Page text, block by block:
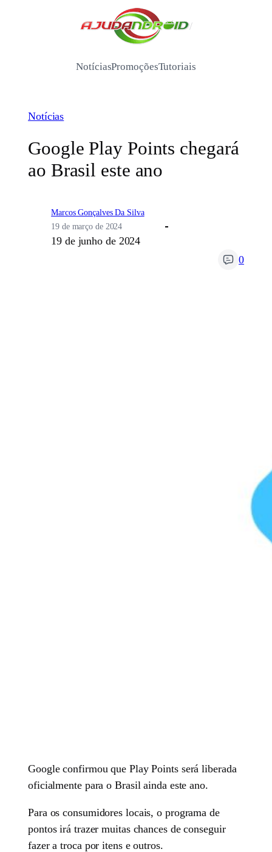
/
NotíciasPromoçõesTutoriais
Notícias
Google Play Points chegará
ao Brasil este ano
Marcos Gonçalves Da Silva
19 de março de 2024
19 de junho de 2024
0
Google confirmou que Play Points será liberada
oficialmente para o Brasil ainda este ano.
Para os consumidores locais, o programa de
pontos irá trazer muitas chances de conseguir
fazer a troca por itens e outros.